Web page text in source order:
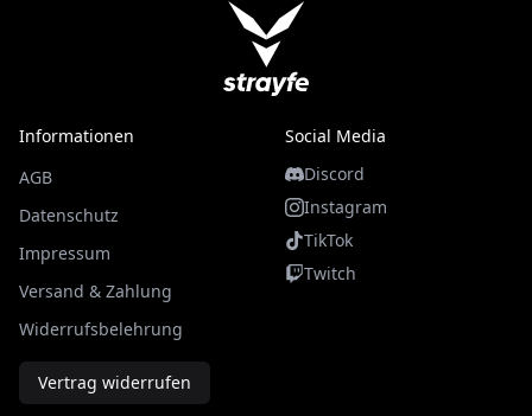
Informationen
AGB
Datenschutz
Impressum
Versand & Zahlung
Widerrufsbelehrung
Vertrag widerrufen
Social Media
Discord
Instagram
TikTok
Twitch